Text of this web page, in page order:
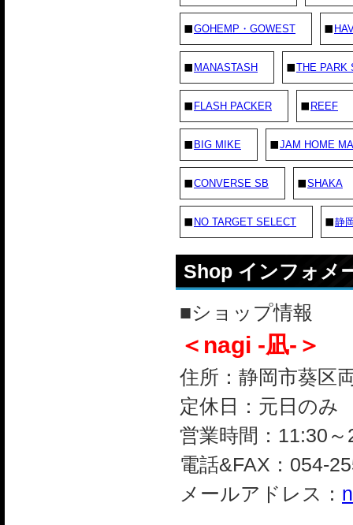
GOHEMP・GOWEST
MANASTASH THE PARK
FLASH PACKER REEF
BIG MIKE JAM HOME
CONVERSE SB SHAKA
NO TARGET SELECT 静
Shop インフォメ
■ショップ情報
＜nagi -凪-＞
住所：静岡市葵区
定休日：元日のみ
営業時間：11:30～
電話&FAX：054-
メールアドレス：